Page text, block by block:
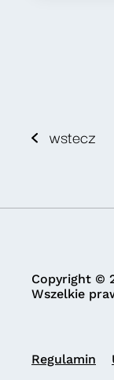
wstecz
Copyright ©
Wszelkie
Regulamin